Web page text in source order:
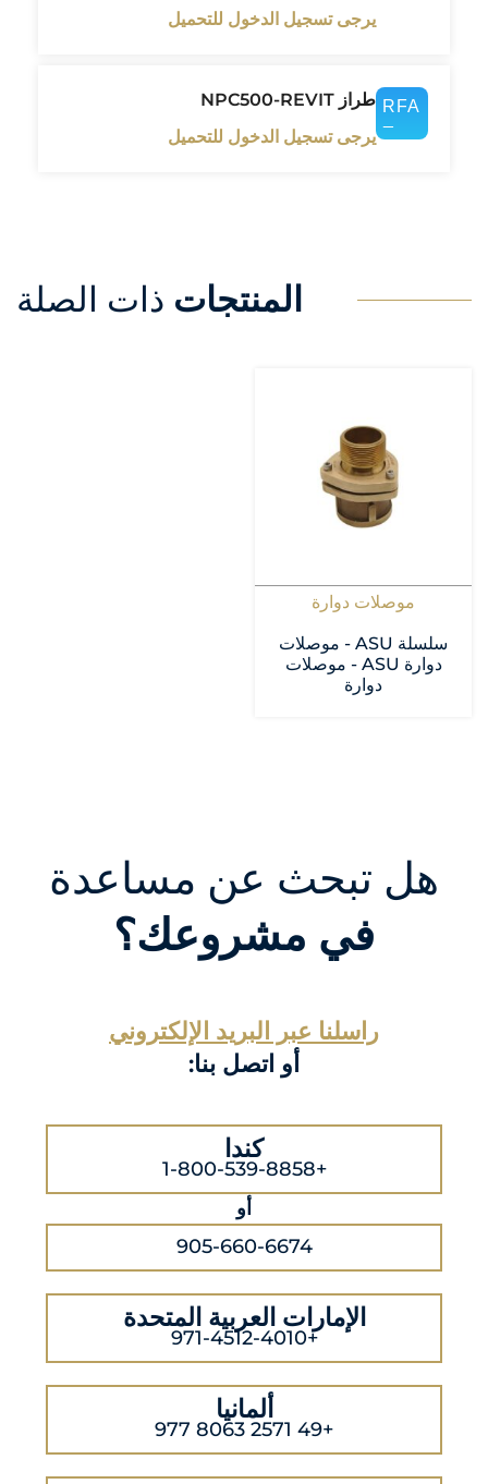
يرجى تسجيل الدخول للتحميل
طراز NPC500-REVIT
يرجى تسجيل الدخول للتحميل
المنتجات ذات الصلة
موصلات دوارة
سلسلة ASU - موصلات
دوارة ASU - موصلات
دوارة
هل تبحث عن مساعدة
في مشروعك؟
راسلنا عبر البريد الإلكتروني
أو اتصل بنا:
كندا
+1-800-539-8858
أو
905-660-6674
الإمارات العربية المتحدة
+971-4512-4010
ألمانيا
+49 2571 8063 977